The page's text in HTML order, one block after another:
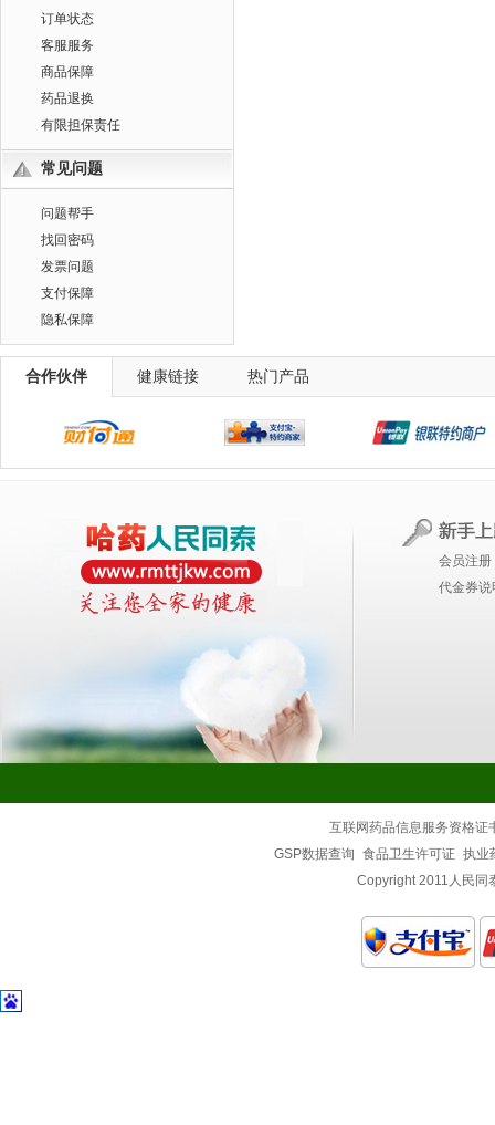
订单状态
客服服务
商品保障
药品退换
有限担保责任
常见问题
问题帮手
找回密码
发票问题
支付保障
隐私保障
合作伙伴 健康链接 热门产品
会员注册
代金券说
互联网药品信息服务资格证
GSP数据查询 食品卫生许可证 执业
Copyright 2011人民同